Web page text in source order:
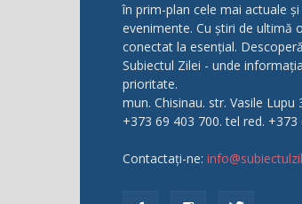
în prim-plan cele mai actuale
evenimente. Cu știri de ultimă
conectat la esențial.
Subiectul Zilei - unde
prioritate.
mun. Chisinau. str. Vasile Lupu
+373 69 403 700. tel red. +373
Contactați-ne: